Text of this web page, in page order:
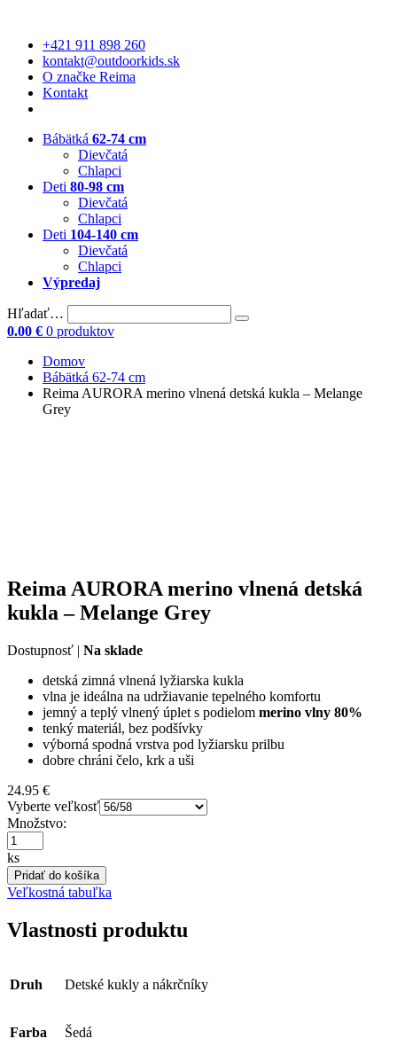
+421 911 898 260
kontakt@outdoorkids.sk
O značke Reima
Kontakt
Bábätká 62-74 cm
Dievčatá
Chlapci
Deti 80-98 cm
Dievčatá
Chlapci
Deti 104-140 cm
Dievčatá
Chlapci
Výpredaj
Hľadať…
0.00 € 0 produktov
Domov
Bábätká 62-74 cm
Reima AURORA merino vlnená detská kukla – Melange
Grey
Reima AURORA merino vlnená detská
kukla – Melange Grey
Dostupnosť | Na sklade
detská zimná vlnená lyžiarska kukla
vlna je ideálna na udržiavanie tepelného komfortu
jemný a teplý vlnený úplet s podielom merino vlny 80%
tenký materiál, bez podšívky
výborná spodná vrstva pod lyžiarsku prilbu
dobre chráni čelo, krk a uši
24.95 €
Vyberte veľkosť
Množstvo:
ks
Pridať do košíka
Veľkostná tabuľka
Vlastnosti produktu
Druh Detské kukly a nákrčníky
Farba Šedá